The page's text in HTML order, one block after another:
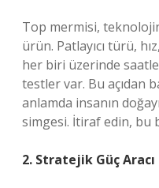
Top mermisi,
ürün. Patlayıcı türü,
her biri üzerinde
testler var. Bu açıdan
anlamda insanın
simgesi. İtiraf edin, bu
2. Stratejik Güç Aracı